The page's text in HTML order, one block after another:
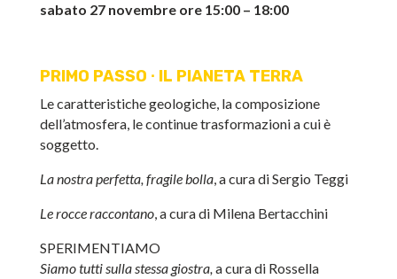
sabato 27 novembre ore 15:00 – 18:00
PRIMO PASSO ∙ IL PIANETA TERRA
Le caratteristiche geologiche, la composizione
dell’atmosfera, le continue trasformazioni a cui è
soggetto.
La nostra perfetta, fragile bolla, a cura di Sergio Teggi
Le rocce raccontano, a cura di Milena Bertacchini
SPERIMENTIAMO
Siamo tutti sulla stessa giostra, a cura di Rossella